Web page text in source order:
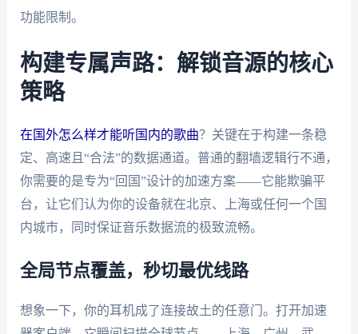
功能限制。
构建专属声路：解锁音源的核心
策略
在国外怎么样才能听国内的歌曲？关键在于构建一条稳
定、高速且“合法”的数据通道。普通的翻墙逻辑行不通，
你需要的是专为“回国”设计的加速方案——它能欺骗平
台，让它们认为你的设备就在北京、上海或任何一个国
内城市，同时保证音乐数据流的极致流畅。
全局节点覆盖，秒切最优线路
想象一下，你的耳机成了连接故土的任意门。打开加速